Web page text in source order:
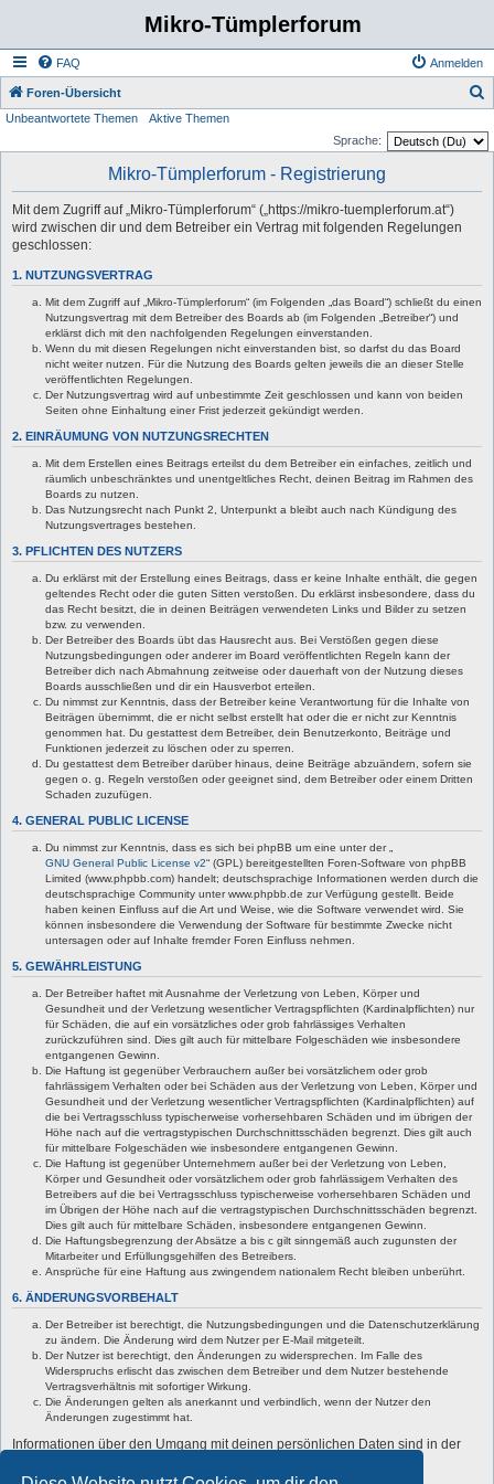
Mikro-Tümplerforum
FAQ Anmelden
Foren-Übersicht
Unbeantwortete Themen
Aktive Themen
Sprache:
Mikro-Tümplerforum - Registrierung
Mit dem Zugriff auf „Mikro-Tümplerforum“ („https://mikro-tuemplerforum.at“)
wird zwischen dir und dem Betreiber ein Vertrag mit folgenden Regelungen
geschlossen:
1. NUTZUNGSVERTRAG
Mit dem Zugriff auf „Mikro-Tümplerforum“ (im Folgenden „das Board“) schließt du einen
Nutzungsvertrag mit dem Betreiber des Boards ab (im Folgenden „Betreiber“) und
erklärst dich mit den nachfolgenden Regelungen einverstanden.
Wenn du mit diesen Regelungen nicht einverstanden bist, so darfst du das Board
nicht weiter nutzen. Für die Nutzung des Boards gelten jeweils die an dieser Stelle
veröffentlichten Regelungen.
Der Nutzungsvertrag wird auf unbestimmte Zeit geschlossen und kann von beiden
Seiten ohne Einhaltung einer Frist jederzeit gekündigt werden.
2. EINRÄUMUNG VON NUTZUNGSRECHTEN
Mit dem Erstellen eines Beitrags erteilst du dem Betreiber ein einfaches, zeitlich und
räumlich unbeschränktes und unentgeltliches Recht, deinen Beitrag im Rahmen des
Boards zu nutzen.
Das Nutzungsrecht nach Punkt 2, Unterpunkt a bleibt auch nach Kündigung des
Nutzungsvertrages bestehen.
3. PFLICHTEN DES NUTZERS
Du erklärst mit der Erstellung eines Beitrags, dass er keine Inhalte enthält, die gegen
geltendes Recht oder die guten Sitten verstoßen. Du erklärst insbesondere, dass du
das Recht besitzt, die in deinen Beiträgen verwendeten Links und Bilder zu setzen
bzw. zu verwenden.
Der Betreiber des Boards übt das Hausrecht aus. Bei Verstößen gegen diese
Nutzungsbedingungen oder anderer im Board veröffentlichten Regeln kann der
Betreiber dich nach Abmahnung zeitweise oder dauerhaft von der Nutzung dieses
Boards ausschließen und dir ein Hausverbot erteilen.
Du nimmst zur Kenntnis, dass der Betreiber keine Verantwortung für die Inhalte von
Beiträgen übernimmt, die er nicht selbst erstellt hat oder die er nicht zur Kenntnis
genommen hat. Du gestattest dem Betreiber, dein Benutzerkonto, Beiträge und
Funktionen jederzeit zu löschen oder zu sperren.
Du gestattest dem Betreiber darüber hinaus, deine Beiträge abzuändern, sofern sie
gegen o. g. Regeln verstoßen oder geeignet sind, dem Betreiber oder einem Dritten
Schaden zuzufügen.
4. GENERAL PUBLIC LICENSE
Du nimmst zur Kenntnis, dass es sich bei phpBB um eine unter der „
GNU General Public License v2“ (GPL) bereitgestellten Foren-Software von phpBB
Limited (www.phpbb.com) handelt; deutschsprachige Informationen werden durch die
deutschsprachige Community unter www.phpbb.de zur Verfügung gestellt. Beide
haben keinen Einfluss auf die Art und Weise, wie die Software verwendet wird. Sie
können insbesondere die Verwendung der Software für bestimmte Zwecke nicht
untersagen oder auf Inhalte fremder Foren Einfluss nehmen.
5. GEWÄHRLEISTUNG
Der Betreiber haftet mit Ausnahme der Verletzung von Leben, Körper und
Gesundheit und der Verletzung wesentlicher Vertragspflichten (Kardinalpflichten) nur
für Schäden, die auf ein vorsätzliches oder grob fahrlässiges Verhalten
zurückzuführen sind. Dies gilt auch für mittelbare Folgeschäden wie insbesondere
entgangenen Gewinn.
Die Haftung ist gegenüber Verbrauchern außer bei vorsätzlichem oder grob
fahrlässigem Verhalten oder bei Schäden aus der Verletzung von Leben, Körper und
Gesundheit und der Verletzung wesentlicher Vertragspflichten (Kardinalpflichten) auf
die bei Vertragsschluss typischerweise vorhersehbaren Schäden und im übrigen der
Höhe nach auf die vertragstypischen Durchschnittsschäden begrenzt. Dies gilt auch
für mittelbare Folgeschäden wie insbesondere entgangenen Gewinn.
Die Haftung ist gegenüber Unternehmern außer bei der Verletzung von Leben,
Körper und Gesundheit oder vorsätzlichem oder grob fahrlässigem Verhalten des
Betreibers auf die bei Vertragsschluss typischerweise vorhersehbaren Schäden und
im Übrigen der Höhe nach auf die vertragstypischen Durchschnittsschäden begrenzt.
Dies gilt auch für mittelbare Schäden, insbesondere entgangenen Gewinn.
Die Haftungsbegrenzung der Absätze a bis c gilt sinngemäß auch zugunsten der
Mitarbeiter und Erfüllungsgehilfen des Betreibers.
Ansprüche für eine Haftung aus zwingendem nationalem Recht bleiben unberührt.
6. ÄNDERUNGSVORBEHALT
Der Betreiber ist berechtigt, die Nutzungsbedingungen und die Datenschutzerklärung
zu ändern. Die Änderung wird dem Nutzer per E-Mail mitgeteilt.
Der Nutzer ist berechtigt, den Änderungen zu widersprechen. Im Falle des
Widerspruchs erlischt das zwischen dem Betreiber und dem Nutzer bestehende
Vertragsverhältnis mit sofortiger Wirkung.
Die Änderungen gelten als anerkannt und verbindlich, wenn der Nutzer den
Änderungen zugestimmt hat.
Informationen über den Umgang mit deinen persönlichen Daten sind in der